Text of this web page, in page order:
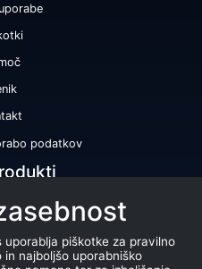
podatkov
ocena
poročilo
odličnosti
uporablja piškotke za pravilno
najboljšo uporabniško